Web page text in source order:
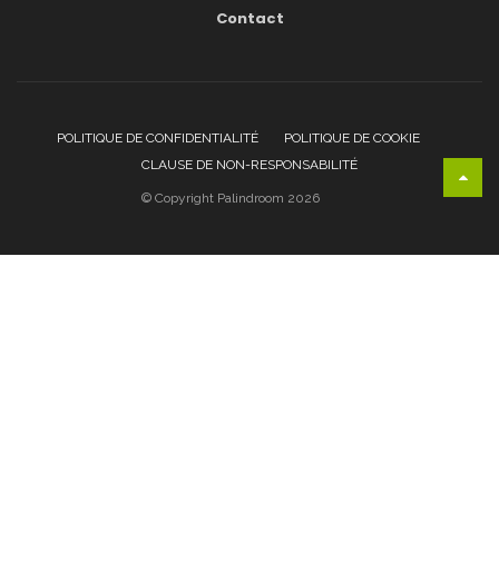
Contact
POLITIQUE DE CONFIDENTIALITÉ
POLITIQUE DE COOKIE
CLAUSE DE NON-RESPONSABILITÉ
© Copyright Palindroom 2026